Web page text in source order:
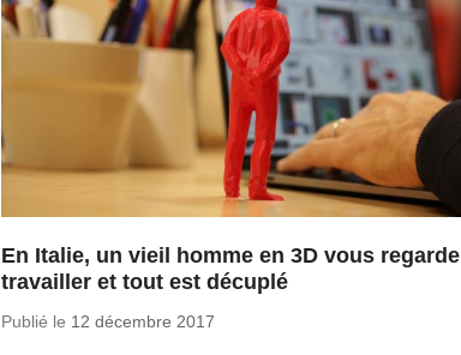
En Italie, un vieil homme en 3D vous regarde
travailler et tout est décuplé
Publié le 12 dé­cembre 2017